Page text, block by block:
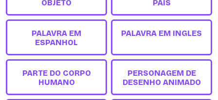
OBJETO PAÍS
PALAVRA EM
ESPANHOL
PALAVRA EM INGLES
PARTE DO CORPO
HUMANO
PERSONAGEM DE
DESENHO ANIMADO